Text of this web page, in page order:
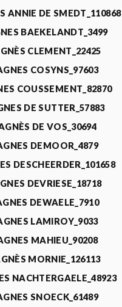
ANNIE DE SMEDT_110868
BAEKELANDT_3499
CLEMENT_22425
COSYNS_97603
COUSSEMENT_82870
DE SUTTER_57883
DE VOS_30694
DEMOOR_4879
DESCHEERDER_101658
DEVRIESE_18718
DEWAELE_7910
LAMIROY_9033
MAHIEU_90208
MORNIE_126113
NACHTERGAELE_48923
SNOECK_61489